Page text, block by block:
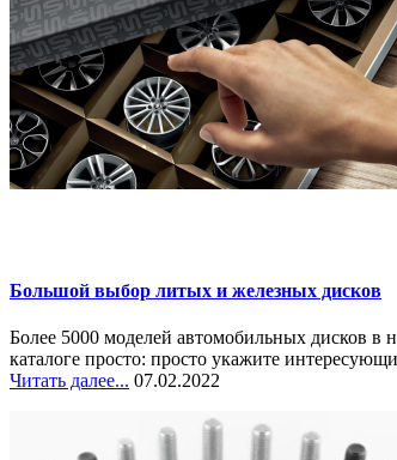
Большой выбор литых и железных дисков
Более 5000 моделей автомобильных дисков в
каталоге просто: просто укажите
Читать далее... 07.02.2022